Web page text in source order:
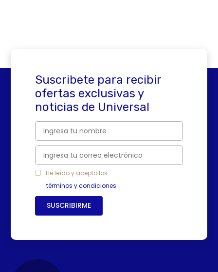
Suscribete para recibir
ofertas exclusivas y
noticias de Universal
He leído y acepto los
términos y condiciones
SUSCRIBIRME